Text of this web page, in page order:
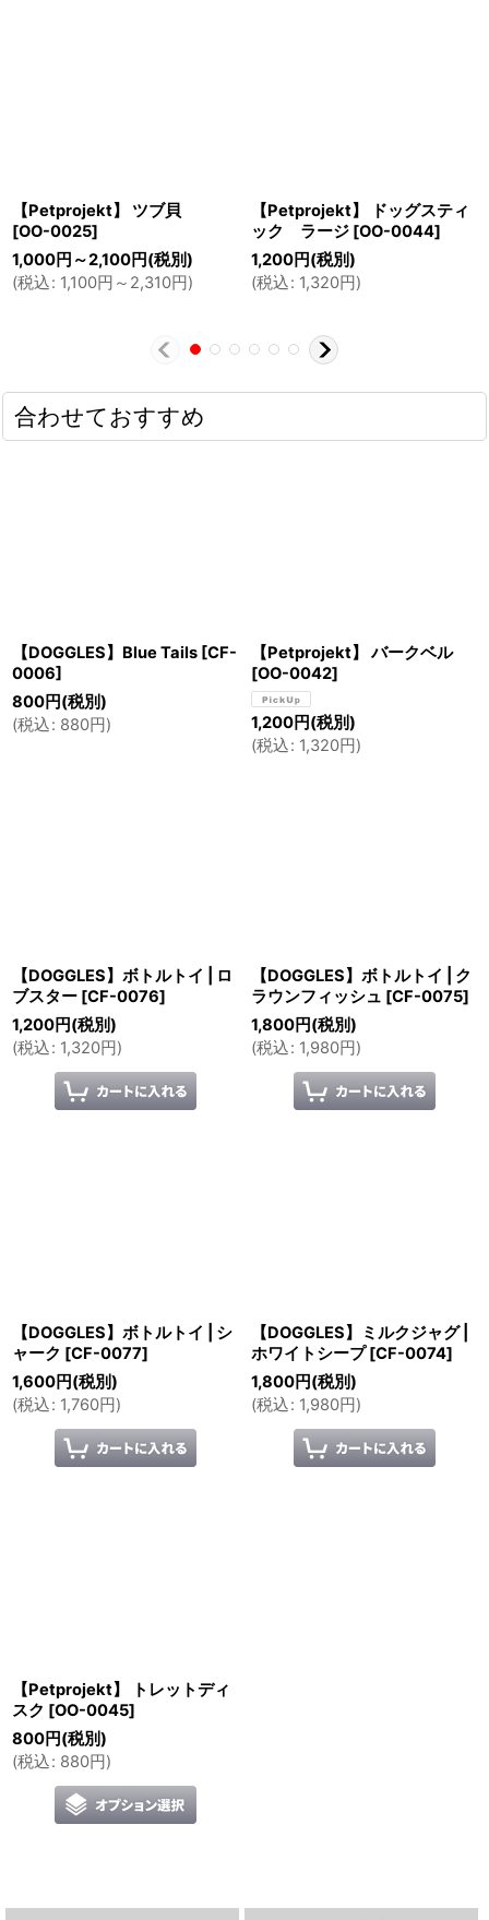
【Petprojekt】 ツブ貝
[OO-0025]
1,000円 ～2,100円(税別)
(税込: 1,100円 ～2,310円)
【Petprojekt】 ドッグスティ
ック ラージ [OO-0044]
1,200円(税別)
(税込: 1,320円)
合わせておすすめ
【DOGGLES】Blue Tails [CF-
0006]
800円(税別)
(税込: 880円)
【Petprojekt】 バークベル
[OO-0042]
1,200円(税別)
(税込: 1,320円)
【DOGGLES】ボトルトイ | ロ
ブスター [CF-0076]
1,200円(税別)
(税込: 1,320円)
【DOGGLES】ボトルトイ | ク
ラウンフィッシュ [CF-0075]
1,800円(税別)
(税込: 1,980円)
【DOGGLES】ボトルトイ | シ
ャーク [CF-0077]
1,600円(税別)
(税込: 1,760円)
【DOGGLES】ミルクジャグ |
ホワイトシープ [CF-0074]
1,800円(税別)
(税込: 1,980円)
【Petprojekt】 トレットディ
スク [OO-0045]
800円(税別)
(税込: 880円)